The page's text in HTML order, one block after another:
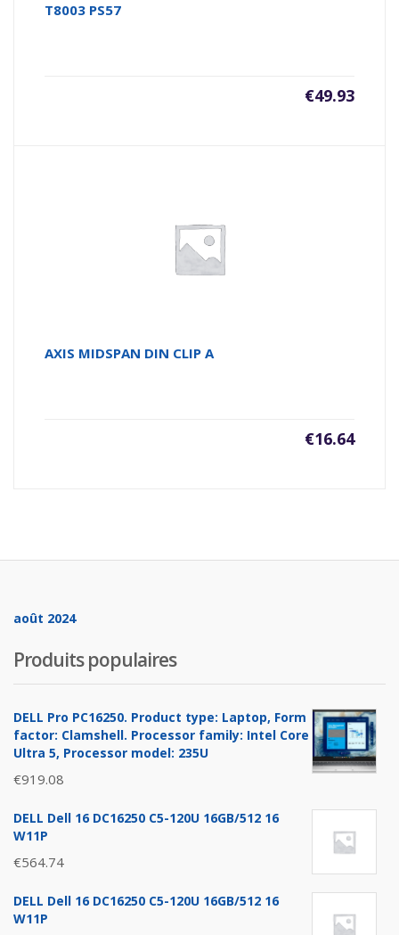
T8003 PS57
€49.93
AXIS MIDSPAN DIN CLIP A
€16.64
août 2024
Produits populaires
DELL Pro PC16250. Product type: Laptop, Form
factor: Clamshell. Processor family: Intel Core
Ultra 5, Processor model: 235U
€919.08
DELL Dell 16 DC16250 C5-120U 16GB/512 16
W11P
€564.74
DELL Dell 16 DC16250 C5-120U 16GB/512 16
W11P